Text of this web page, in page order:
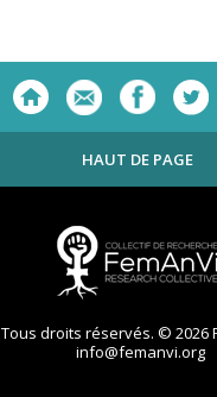
HAUT DE PAGE
Tous droits réservés. © 2026
info@femanvi.org